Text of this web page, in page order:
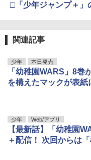
□「少年ジャンプ＋」
関連記事
少年 本日発売
「幼稚園WARS」8巻
を構えたマックが表紙
少年 Web/アプリ
【最新話】「幼稚園
＋配信！ 次回からは